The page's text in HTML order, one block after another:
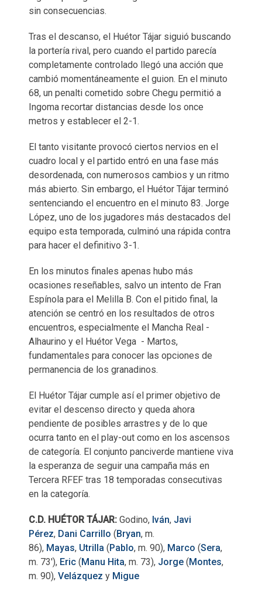
sin consecuencias.
Tras el descanso, el Huétor Tájar siguió buscando
la portería rival, pero cuando el partido parecía
completamente controlado llegó una acción que
cambió momentáneamente el guion. En el minuto
68, un penalti cometido sobre Chegu permitió a
Ingoma recortar distancias desde los once
metros y establecer el 2-1.
El tanto visitante provocó ciertos nervios en el
cuadro local y el partido entró en una fase más
desordenada, con numerosos cambios y un ritmo
más abierto. Sin embargo, el Huétor Tájar terminó
sentenciando el encuentro en el minuto 83. Jorge
López, uno de los jugadores más destacados del
equipo esta temporada, culminó una rápida contra
para hacer el definitivo 3-1.
En los minutos finales apenas hubo más
ocasiones reseñables, salvo un intento de Fran
Espínola para el Melilla B. Con el pitido final, la
atención se centró en los resultados de otros
encuentros, especialmente el Mancha Real -
Alhaurino y el Huétor Vega - Martos,
fundamentales para conocer las opciones de
permanencia de los granadinos.
El Huétor Tájar cumple así el primer objetivo de
evitar el descenso directo y queda ahora
pendiente de posibles arrastres y de lo que
ocurra tanto en el play-out como en los ascensos
de categoría. El conjunto panciverde mantiene viva
la esperanza de seguir una campaña más en
Tercera RFEF tras 18 temporadas consecutivas
en la categoría.
C.D. HUÉTOR TÁJAR: Godino, Iván, Javi
Pérez, Dani Carrillo (Bryan, m.
86), Mayas, Utrilla (Pablo, m. 90), Marco (Sera,
m. 73'), Eric (Manu Hita, m. 73), Jorge (Montes,
m. 90), Velázquez y Migue